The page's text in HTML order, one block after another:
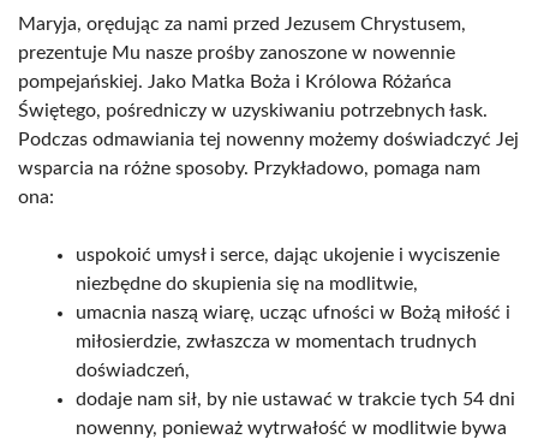
Maryja, orędując za nami przed Jezusem Chrystusem,
prezentuje Mu nasze prośby zanoszone w nowennie
pompejańskiej. Jako Matka Boża i Królowa Różańca
Świętego, pośredniczy w uzyskiwaniu potrzebnych łask.
Podczas odmawiania tej nowenny możemy doświadczyć Jej
wsparcia na różne sposoby. Przykładowo, pomaga nam
ona:
uspokoić umysł i serce, dając ukojenie i wyciszenie
niezbędne do skupienia się na modlitwie,
umacnia naszą wiarę, ucząc ufności w Bożą miłość i
miłosierdzie, zwłaszcza w momentach trudnych
doświadczeń,
dodaje nam sił, by nie ustawać w trakcie tych 54 dni
nowenny, ponieważ wytrwałość w modlitwie bywa